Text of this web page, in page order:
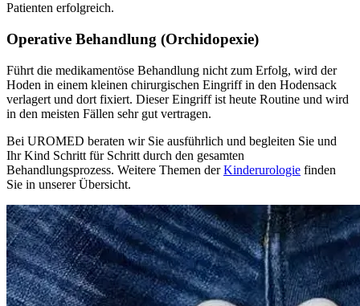
Patienten erfolgreich.
Operative Behandlung (Orchidopexie)
Führt die medikamentöse Behandlung nicht zum Erfolg, wird der
Hoden in einem kleinen chirurgischen Eingriff in den Hodensack
verlagert und dort fixiert. Dieser Eingriff ist heute Routine und wird
in den meisten Fällen sehr gut vertragen.
Bei UROMED beraten wir Sie ausführlich und begleiten Sie und
Ihr Kind Schritt für Schritt durch den gesamten
Behandlungsprozess. Weitere Themen derKinderurologie finden
Sie in unserer Übersicht.